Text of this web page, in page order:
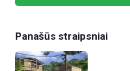
Panašūs straipsniai